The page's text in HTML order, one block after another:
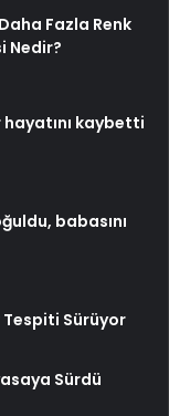
Fazla Renk
Nedir?
kaybetti
babasını
Tespiti Sürüyor
Sürdü